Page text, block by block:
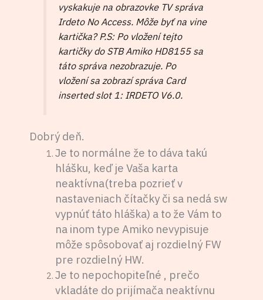
vyskakuje na obrazovke TV správa
Irdeto No Access. Môže byť na vine
kartička? P.S: Po vložení tejto
kartičky do STB Amiko HD8155 sa
táto správa nezobrazuje. Po
vložení sa zobrazí správa Card
inserted slot 1: IRDETO V6.0.
Dobrý deň.
Je to normálne že to dáva takú
hlášku, keď je Vaša karta
neaktívna(treba pozrieť v
nastaveniach čítačky či sa nedá sw
vypnúť táto hláška) a to že Vám to
na inom type Amiko nevypisuje
môže spôsobovať aj rozdielný FW
pre rozdielný HW.
Je to nepochopiteľné , prečo
vkladáte do prijímača neaktívnu